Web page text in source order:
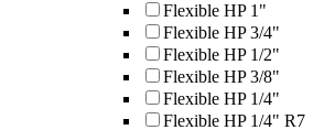
Flexible HP 1"
Flexible HP 3/4"
Flexible HP 1/2"
Flexible HP 3/8"
Flexible HP 1/4"
Flexible HP 1/4" R7